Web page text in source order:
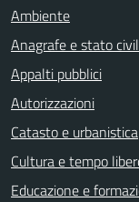
Ambiente
Anagrafe e stato
Appalti pubblici
Autorizzazioni
Catasto e urbanistica
Cultura e tempo
Educazione e